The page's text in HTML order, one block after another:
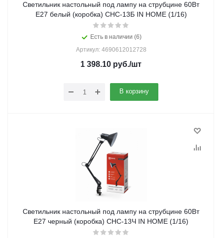
Светильник настольный под лампу на струбцине 60Вт
E27 белый (коробка) СНС-13Б IN HOME (1/16)
Есть в наличии (6)
Артикул: 4690612012728
1 398.10 руб./шт
В корзину
Светильник настольный под лампу на струбцине 60Вт
E27 черный (коробка) СНС-13Ч IN HOME (1/16)